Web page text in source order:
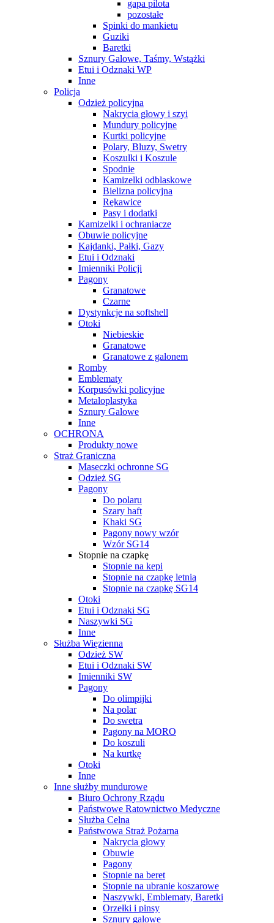
gapa pilota
pozostałe
Spinki do mankietu
Guziki
Baretki
Sznury Galowe, Taśmy, Wstążki
Etui i Odznaki WP
Inne
Policja
Odzież policyjna
Nakrycia głowy i szyi
Mundury policyjne
Kurtki policyjne
Polary, Bluzy, Swetry
Koszulki i Koszule
Spodnie
Kamizelki odblaskowe
Bielizna policyjna
Rękawice
Pasy i dodatki
Kamizelki i ochraniacze
Obuwie policyjne
Kajdanki, Pałki, Gazy
Etui i Odznaki
Imienniki Policji
Pagony
Granatowe
Czarne
Dystynkcje na softshell
Otoki
Niebieskie
Granatowe
Granatowe z galonem
Romby
Emblematy
Korpusówki policyjne
Metaloplastyka
Sznury Galowe
Inne
OCHRONA
Produkty nowe
Straż Graniczna
Maseczki ochronne SG
Odzież SG
Pagony
Do polaru
Szary haft
Khaki SG
Pagony nowy wzór
Wzór SG14
Stopnie na czapkę
Stopnie na kepi
Stopnie na czapkę letnią
Stopnie na czapkę SG14
Otoki
Etui i Odznaki SG
Naszywki SG
Inne
Służba Więzienna
Odzież SW
Etui i Odznaki SW
Imienniki SW
Pagony
Do olimpijki
Na polar
Do swetra
Pagony na MORO
Do koszuli
Na kurtkę
Otoki
Inne
Inne służby mundurowe
Biuro Ochrony Rządu
Państwowe Ratownictwo Medyczne
Służba Celna
Państwowa Straż Pożarna
Nakrycia głowy
Obuwie
Pagony
Stopnie na beret
Stopnie na ubranie koszarowe
Naszywki, Emblematy, Baretki
Orzełki i pinsy
Sznury galowe